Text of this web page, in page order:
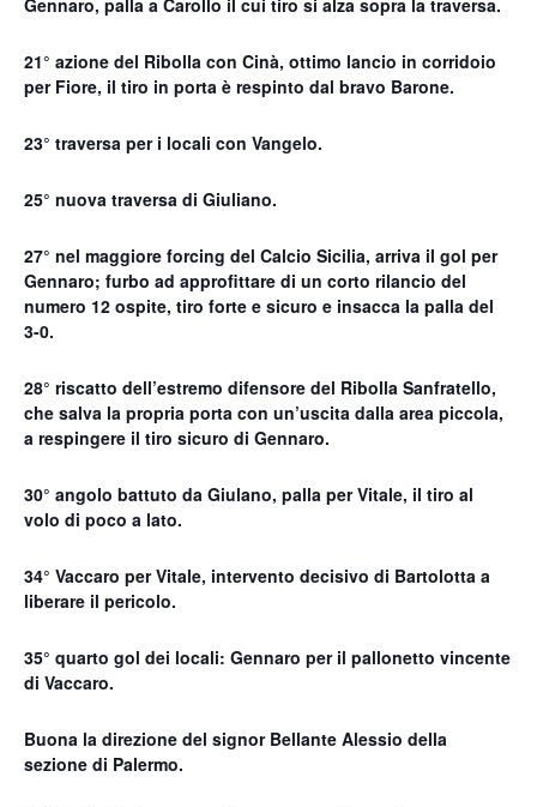
Gennaro, palla a Carollo il cui tiro si alza sopra la traversa.
21° azione del Ribolla con Cinà, ottimo lancio in corridoio
per Fiore, il tiro in porta è respinto dal bravo Barone.
23° traversa per i locali con Vangelo.
25° nuova traversa di Giuliano.
27° nel maggiore forcing del Calcio Sicilia, arriva il gol per
Gennaro; furbo ad approfittare di un corto rilancio del
numero 12 ospite, tiro forte e sicuro e insacca la palla del
3-0.
28° riscatto dell’estremo difensore del Ribolla Sanfratello,
che salva la propria porta con un’uscita dalla area piccola,
a respingere il tiro sicuro di Gennaro.
30° angolo battuto da Giulano, palla per Vitale, il tiro al
volo di poco a lato.
34° Vaccaro per Vitale, intervento decisivo di Bartolotta a
liberare il pericolo.
35° quarto gol dei locali: Gennaro per il pallonetto vincente
di Vaccaro.
Buona la direzione del signor Bellante Alessio della
sezione di Palermo.